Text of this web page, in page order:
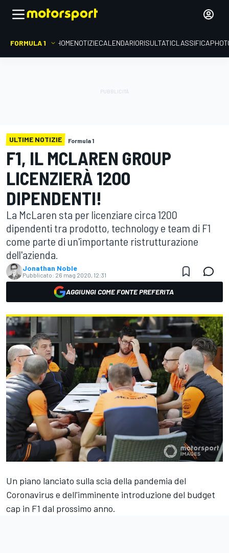
FORMULA 1 HOMENOTIZIECALENDARIORISULTATICLASSIFICA
ULTIME NOTIZIE Formula 1
F1, IL MCLAREN GROUP
LICENZIERÀ 1200
DIPENDENTI!
La McLaren sta per licenziare circa 1200
dipendenti tra prodotto, technology e team di F1
come parte di un'importante ristrutturazione
dell'azienda.
Jonathan Noble
Pubblicato: 26 mag 2020, 12:31
AGGIUNGI COME FONTE PREFERITA
Un piano lanciato sulla scia della pandemia del
Coronavirus e dell'imminente introduzione del budget
cap in F1 dal prossimo anno.